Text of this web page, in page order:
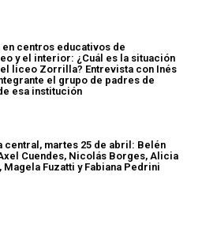
centros educativos de
y el interior: ¿Cuál es la situación
el liceo Zorrilla? Entrevista con Inés
el grupo de padres de
esa institución
central, martes 25 de abril: Belén
Cuendes, Nicolás Borges, Alicia
Magela Fuzatti y Fabiana Pedrini